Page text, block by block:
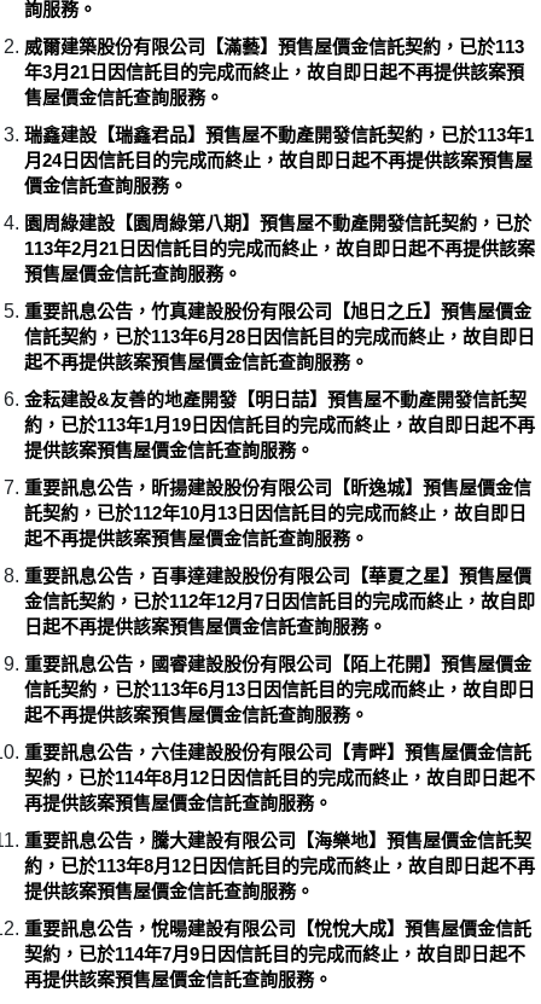
詢服務。
威爾建築股份有限公司【滿藝】預售屋價金信託契約，已於113
年3月21日因信託目的完成而終止，故自即日起不再提供該案預
售屋價金信託查詢服務。
瑞鑫建設【瑞鑫君品】預售屋不動產開發信託契約，已於113年1
月24日因信託目的完成而終止，故自即日起不再提供該案預售屋
價金信託查詢服務。
園周綠建設【園周綠第八期】預售屋不動產開發信託契約，已於
113年2月21日因信託目的完成而終止，故自即日起不再提供該案
預售屋價金信託查詢服務。
重要訊息公告，竹真建設股份有限公司【旭日之丘】預售屋價金
信託契約，已於113年6月28日因信託目的完成而終止，故自即日
起不再提供該案預售屋價金信託查詢服務。
金耘建設&友善的地產開發【明日喆】預售屋不動產開發信託契
約，已於113年1月19日因信託目的完成而終止，故自即日起不再
提供該案預售屋價金信託查詢服務。
重要訊息公告，昕揚建設股份有限公司【昕逸城】預售屋價金信
託契約，已於112年10月13日因信託目的完成而終止，故自即日
起不再提供該案預售屋價金信託查詢服務。
重要訊息公告，百事達建設股份有限公司【華夏之星】預售屋價
金信託契約，已於112年12月7日因信託目的完成而終止，故自即
日起不再提供該案預售屋價金信託查詢服務。
重要訊息公告，國睿建設股份有限公司【陌上花開】預售屋價金
信託契約，已於113年6月13日因信託目的完成而終止，故自即日
起不再提供該案預售屋價金信託查詢服務。
重要訊息公告，六佳建設股份有限公司【青畔】預售屋價金信託
契約，已於114年8月12日因信託目的完成而終止，故自即日起不
再提供該案預售屋價金信託查詢服務。
重要訊息公告，騰大建設有限公司【海樂地】預售屋價金信託契
約，已於113年8月12日因信託目的完成而終止，故自即日起不再
提供該案預售屋價金信託查詢服務。
重要訊息公告，悅暘建設有限公司【悅悅大成】預售屋價金信託
契約，已於114年7月9日因信託目的完成而終止，故自即日起不
再提供該案預售屋價金信託查詢服務。